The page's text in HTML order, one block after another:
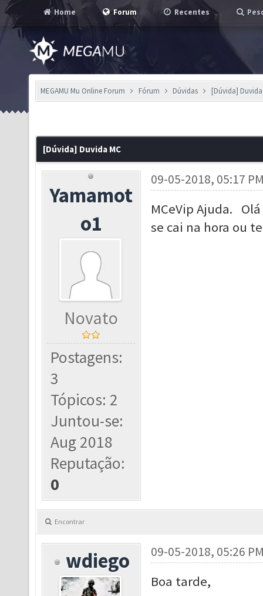
Home Forum Recentes
MEGAMU Mu Online Forum Fórum Dúvidas [Dúvida]
[Dúvida] Duvida MC
Yamamot
o1
Novato
Postagens:
3
Tópicos: 2
Juntou-se:
Aug 2018
Reputação:
0
09-05-2018, 05:17
MCeVip Ajuda.
se cai na hora ou
Encontrar
wdiego 09-05-2018, 05:26
Boa tarde,